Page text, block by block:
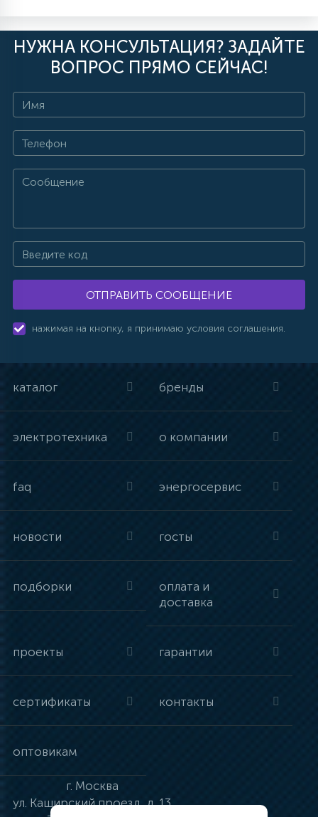
НУЖНА КОНСУЛЬТАЦИЯ? ЗАДАЙТЕ
ВОПРОС ПРЯМО СЕЙЧАС!
ОТПРАВИТЬ СООБЩЕНИЕ
нажимая на кнопку, я принимаю условия соглашения.
каталог бренды
электротехника о компании
faq энергосервис
новости госты
подборки
оплата и
доставка
проекты гарантии
сертификаты контакты
оптовикам
г. Москва
ул. Каширский проезд, д. 13